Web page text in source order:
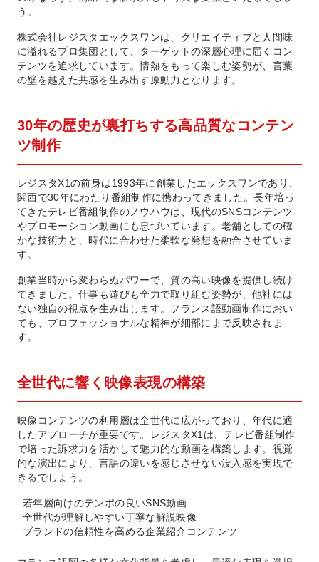
う。
株式会社レジスタエックスワンは、クリエイティブと人間味
に溢れるプロ集団として、ターゲットの深層心理に届くコン
テンツを追求しています。情熱をもって楽しむ姿勢が、言葉
の壁を越えた共感を生み出す原動力となります。
30年の歴史が裏打ちする高品質なコンテン
ツ制作
レジスタX1の前身は1993年に創業したエックスワンであり、
関西で30年にわたり番組制作に携わってきました。長年培っ
てきたテレビ番組制作のノウハウは、現代のSNSコンテンツ
やプロモーション動画にも息づいています。老舗としての確
かな技術力と、時代に合わせた柔軟な発想を融合させていま
す。
創業当時から変わらぬパワーで、質の高い映像を提供し続け
てきました。仕事も遊びも全力で取り組む姿勢が、他社には
ない独自の視点を生み出します。フランス語動画制作におい
ても、プロフェッショナルな精神が細部にまで反映されま
す。
全世代に響く映像表現の構築
映像コンテンツの利用層は全世代に広がっており、年代に適
したアプローチが重要です。レジスタX1は、テレビ番組制作
で培った訴求力を活かして魅力的な動画を構築します。視覚
的な演出により、言語の違いを感じさせない没入感を実現で
きるでしょう。
若年層向けのテンポの良いSNS動画
全世代が理解しやすい丁寧な解説映像
ブランドの信頼性を高める企業紹介コンテンツ